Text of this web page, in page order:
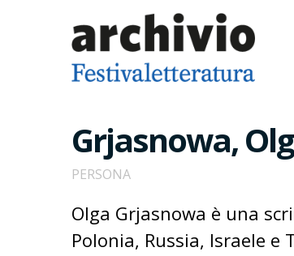
Grjasnowa,
PERSONA
Olga Grjasnowa è una
Polonia, Russia, Israele